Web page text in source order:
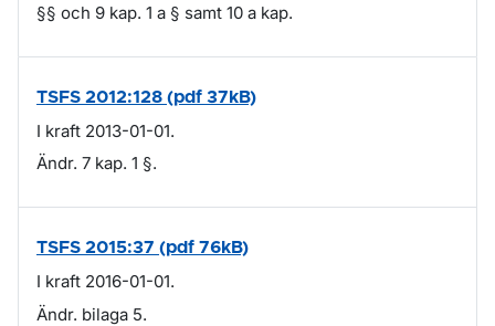
§§ och 9 kap. 1 a § samt 10 a kap.
TSFS 2012:128 (pdf 37kB)
I kraft 2013-01-01.
Ändr. 7 kap. 1 §.
TSFS 2015:37 (pdf 76kB)
I kraft 2016-01-01.
Ändr. bilaga 5.